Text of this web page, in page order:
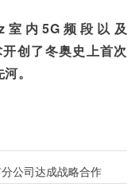
室内5G频段以及
创了冬奥史上首次
。
公司达成战略合作